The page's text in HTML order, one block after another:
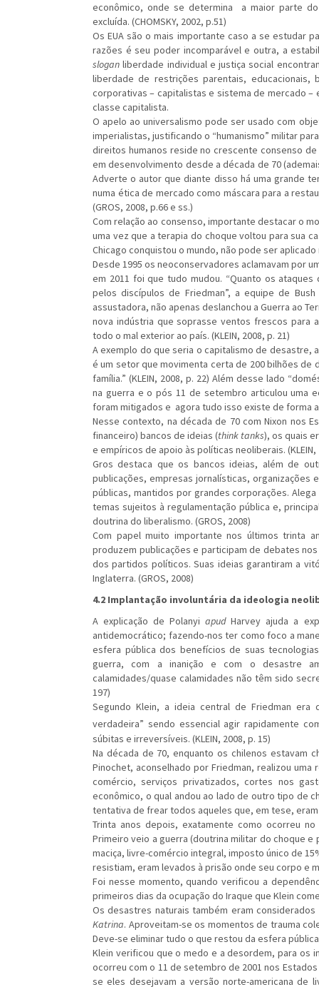
econômico, onde se determina a maior parte
excluída. (CHOMSKY, 2002, p.51)
Os EUA são o mais importante caso a se estudar
razões é seu poder incomparável e outra, a
slogan liberdade individual e justiça social
liberdade de restrições parentais,
corporativas – capitalistas e sistema de mercado
classe capitalista.
O apelo ao universalismo pode ser usado com
imperialistas, justificando o “humanismo” militar
direitos humanos reside no crescente consenso
em desenvolvimento desde a década de 70
Adverte o autor que diante disso há uma grande
numa ética de mercado como máscara para a
(GROS, 2008, p.66 e ss.)
Com relação ao consenso, importante destacar o
uma vez que a terapia do choque voltou para sua
Chicago conquistou o mundo, não pode ser aplicado
Desde 1995 os neoconservadores aclamavam por
em 2011 foi que tudo mudou. “Quanto os
pelos discípulos de Friedman”, a equipe de
assustadora, não apenas deslanchou a Guerra ao
nova indústria que soprasse ventos frescos para
todo o mal exterior ao país. (KLEIN, 2008, p. 21)
A exemplo do que seria o capitalismo de desastre,
é um setor que movimenta certa de 200 bilhões de
família.” (KLEIN, 2008, p. 22) Além desse lado
na guerra e o pós 11 de setembro articulou uma
foram mitigados e agora tudo isso existe de forma
Nesse contexto, na década de 70 com Nixon nos
financeiro) bancos de ideias (think tanks), os quais
e empíricos de apoio às políticas neoliberais. (KLEIN,
Gros destaca que os bancos ideias, além de
publicações, empresas jornalísticas,
públicas, mantidos por grandes corporações.
temas sujeitos à regulamentação pública e,
doutrina do liberalismo. (GROS, 2008)
Com papel muito importante nos últimos trinta
produzem publicações e participam de debates
dos partidos políticos. Suas ideias garantiram a
Inglaterra. (GROS, 2008)
4.2 Implantação involuntária da ideologia
A explicação de PolanyiapudHarvey ajuda a
antidemocrático; fazendo-nos ter como foco a
esfera pública dos benefícios de suas
guerra, com a inanição e com o desastre
calamidades/quase calamidades não têm sido
197)
Segundo Klein, a ideia central de Friedman era
verdadeira” sendo essencial agir rapidamente
súbitas e irreversíveis. (KLEIN, 2008, p. 15)
Na década de 70, enquanto os chilenos estavam
Pinochet, aconselhado por Friedman, realizou
comércio, serviços privatizados, cortes nos
econômico, o qual andou ao lado de outro tipo de
tentativa de frear todos aqueles que, em tese,
Trinta anos depois, exatamente como ocorreu
Primeiro veio a guerra (doutrina militar do choque
maciça, livre-comércio integral, imposto único de
resistiam, eram levados à prisão onde seu corpo e
Foi nesse momento, quando verificou a
primeiros dias da ocupação do Iraque que Klein
Os desastres naturais também eram
Katrina. Aproveitam-se os momentos de trauma
Deve-se eliminar tudo o que restou da esfera
Klein verificou que o medo e a desordem, para os
ocorreu com o 11 de setembro de 2001 nos
se eles desejavam a versão norte-americana de